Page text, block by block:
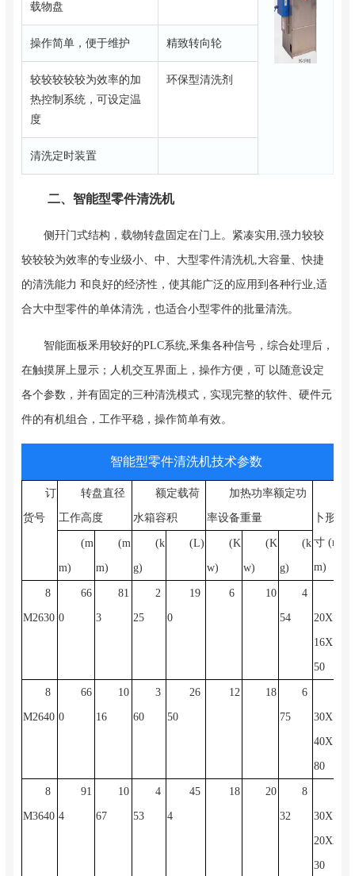
载物盘
操作简单，便于维护 精致转向轮
较较较较较为效率的加
热控制系统，可设定温
度
环保型清洗剂
清洗定时装置
二、智能型零件清洗机
侧幵门式结构，载物转盘固定在门上。紧凑实用,强力较较
较较较为效率的专业级小、中、大型零件清洗机,大容量、快捷
的清洗能力 和良好的经济性，使其能广泛的应用到各种行业,适
合大中型零件的单体清洗，也适合小型零件的批量清洗。
智能面板釆用较好的PLC系统,釆集各种信号，综合处理后，
在触摸屏上显示；人机交互界面上，操作方便，可 以随意设定
各个参数，并有固定的三种清洗模式，实现完整的软件、硬件元
件的有机组合，工作平稳，操作简单有效。
智能型零件清洗机技术参数
订
货号
转盘直径
工作高度
额定载荷
水箱容积
加热功率额定功
率设备重量 卜形尺
寸 (m
m)
(m
m)
(m
m)
(k
g)
(L) (K
w)
(K
w)
(k
g)
8
M2630
66
0
81
3
2
25
19
0
6 10 4
54 20X10
16X16
50
8
M2640
66
0
10
16
3
60
26
50
12 18 6
75 30X10
40X19
80
8
M3640
91
4
10
67
4
53
45
4
18 20 8
32 30X13
20X21
30